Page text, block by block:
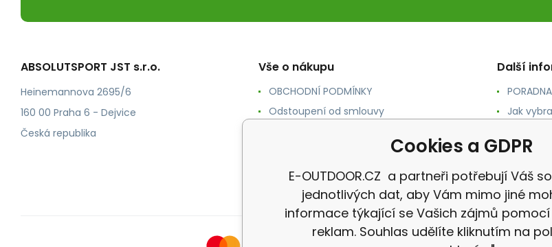
ABSOLUTSPORT JST s.r.o.
Heinemannova 2695/6
160 00 Praha 6 - Dejvice
Česká republika
Vše o nákupu
OBCHODNÍ PODMÍNKY
Odstoupení od smlouvy
Ochrana osobních údajů
Další
PORADNA
Jak
Jak
Cookies a GDPR
E-OUTDOOR.CZ a partneři potřebují Váš
jednotlivých dat, aby Vám mimo jiné
informace týkající se Vašich zájmů
reklam. Souhlas udělíte kliknutím na